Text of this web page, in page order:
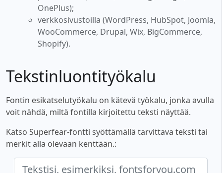
OnePlus);
verkkosivustoilla (WordPress, HubSpot, Joomla,
WooCommerce, Drupal, Wix, BigCommerce,
Shopify).
Tekstinluontityökalu
Fontin esikatselutyökalu on kätevä työkalu, jonka avulla
voit nähdä, miltä fontilla kirjoitettu teksti näyttää.
Katso Superfear-fontti syöttämällä tarvittava teksti tai
merkit alla olevaan kenttään.: